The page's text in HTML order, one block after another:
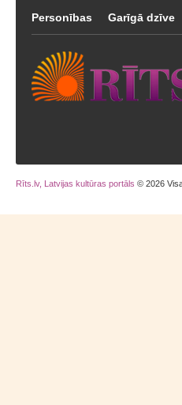
Personības Garīgā dzīve
Rīts.lv, Latvijas kultūras portāls © 2026